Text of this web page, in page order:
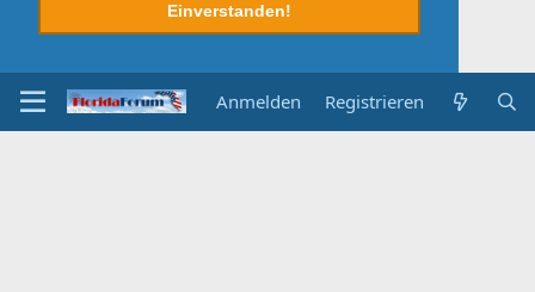
Einverstanden!
Anmelden Registrieren